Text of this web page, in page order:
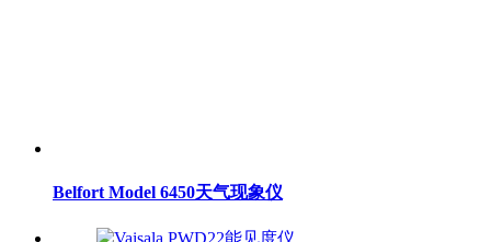
Belfort Model 6450天气现象仪